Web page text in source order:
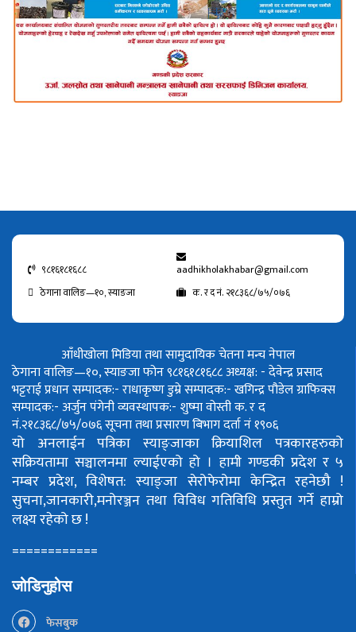
९८१६१८१६८८
aadhikholakhabar@gmail.com
ठेगाना वालिङ—१०, स्याङजा
क. र द नं. २१८३६८/७५/०७६
आँधीखोला मिडिया तथा सामुदायिक चेतना मन्च नेपाल
ठेगाना वालिङ—१०, स्याङजा फोन ९८१६१८१६८८अध्यक्ष: - देवेन्द्र प्रसाद
भट्टराईप्रधान सम्पादक:- राधाकृष्ण डुम्रेसम्पादक:- खगिन्द्र पौडेलग्राफिक्स
सम्पादक:- अर्जुन पंगेनीव्यवस्थापक:- शुष्मा वोस्तीक. र द
नं.२१८३६८/७५/०७६सूचना तथा प्रसारण बिभाग दर्ता नं १९०६
यो अनलाईन पत्रिका स्याङ्जाका क्रियाशिल पत्रकारहरुको
सक्रियतामा सञ्चालनमा ल्याईएको हो । हामी गण्डकी प्रदेश र ५
नम्बर प्रदेश, विशेषत: स्याङ्जा सेरोफेरोमा केन्द्रित रहनेछौ !
सुचना,जानकारी,मनोरञ्जन तथा विविध गतिविधि प्रस्तुत गर्ने हाम्रो
लक्ष्य रहेको छ !
============
जोडिनुहोस
फेसबुक